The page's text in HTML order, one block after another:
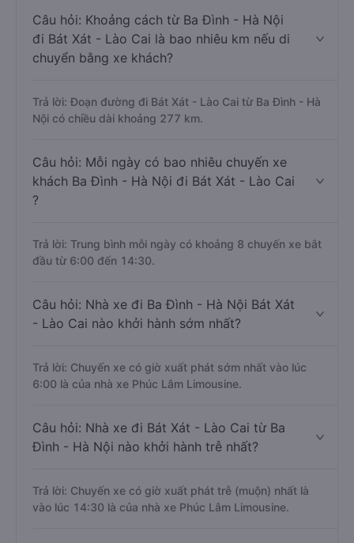
Câu hỏi: Khoảng cách từ Ba Đình - Hà Nội
đi Bát Xát - Lào Cai là bao nhiêu km nếu di
chuyển bằng xe khách?
Trả lời: Đoạn đường đi Bát Xát - Lào Cai từ Ba Đình - Hà
Nội có chiều dài khoảng 277 km.
Câu hỏi: Mỗi ngày có bao nhiêu chuyến xe
khách Ba Đình - Hà Nội đi Bát Xát - Lào Cai
?
Trả lời: Trung bình mỗi ngày có khoảng 8 chuyến xe bắt
đầu từ 6:00 đến 14:30.
Câu hỏi: Nhà xe đi Ba Đình - Hà Nội Bát Xát
- Lào Cai nào khởi hành sớm nhất?
Trả lời: Chuyến xe có giờ xuất phát sớm nhất vào lúc
6:00 là của nhà xe Phúc Lâm Limousine.
Câu hỏi: Nhà xe đi Bát Xát - Lào Cai từ Ba
Đình - Hà Nội nào khởi hành trễ nhất?
Trả lời: Chuyến xe có giờ xuất phát trễ (muộn) nhất là
vào lúc 14:30 là của nhà xe Phúc Lâm Limousine.